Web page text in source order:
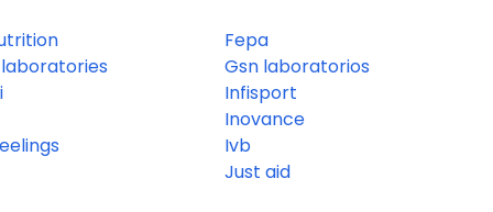
Fepa
Gsn laboratorios
Infisport
Inovance
Ivb
Just aid